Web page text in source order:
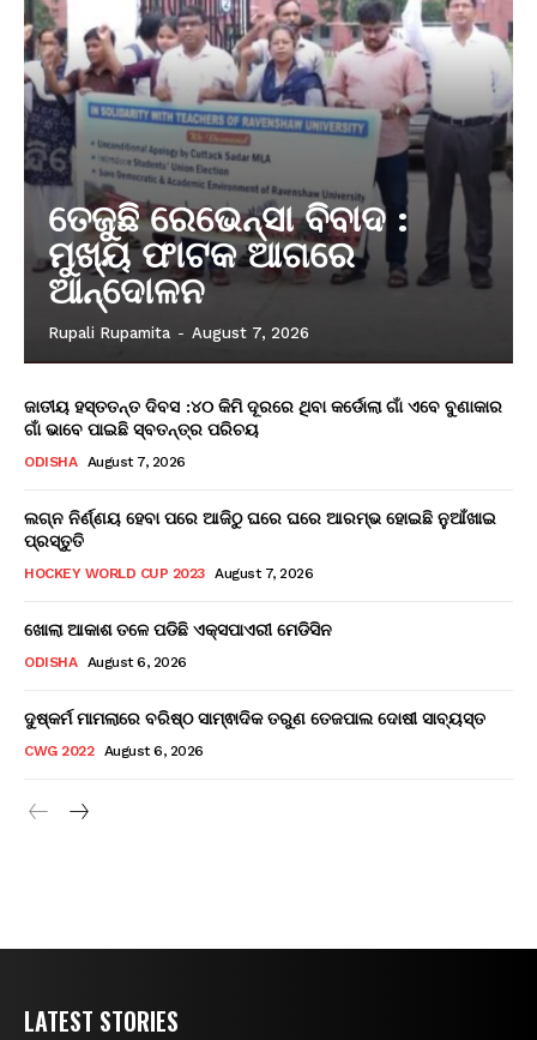
ତେଜୁଛି ରେଭେନ୍ସା ବିବାଦ :
ମୁଖ୍ୟ ଫାଟକ ଆଗରେ
ଆନ୍ଦୋଳନ
Rupali Rupamita - August 7, 2026
ଜାତୀୟ ହସ୍ତତନ୍ତ ଦିବସ :୪୦ କିମି ଦୂରରେ ଥିବା କର୍ଡୋଲା ଗାଁ ଏବେ ବୁଣାକାର
ଗାଁ ଭାବେ ପାଇଛି ସ୍ବତନ୍ତ୍ର ପରିଚୟ
ODISHA August 7, 2026
ଲଗ୍ନ ନିର୍ଣ୍ଣୟ ହେବା ପରେ ଆଜିଠୁ ଘରେ ଘରେ ଆରମ୍ଭ ହୋଇଛି ନୁଆଁଖାଇ
ପ୍ରସ୍ତୁତି
HOCKEY WORLD CUP 2023 August 7, 2026
ଖୋଲା ଆକାଶ ତଳେ ପଡିଛି ଏକ୍ସପାଏରୀ ମେଡିସିନ
ODISHA August 6, 2026
ଦୁଷ୍କର୍ମ ମାମଲାରେ ବରିଷ୍ଠ ସାମ୍ଵାଦିକ ତରୁଣ ତେଜପାଲ ଦୋଷୀ ସାବ୍ୟସ୍ତ
CWG 2022 August 6, 2026
LATEST STORIES